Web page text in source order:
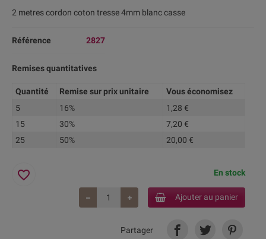
2 metres cordon coton tresse 4mm blanc casse
Référence 2827
Remises quantitatives
Quantité Remise sur prix unitaire
Vous économisez
5
16%
1,28 €
15
30%
7,20 €
25
50% 20,00 €
En stock
Ajouter au panier
favorite_border
Partager